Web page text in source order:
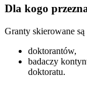
Dla kogo
Granty skierowane są
doktorantów,
badaczy
doktoratu.